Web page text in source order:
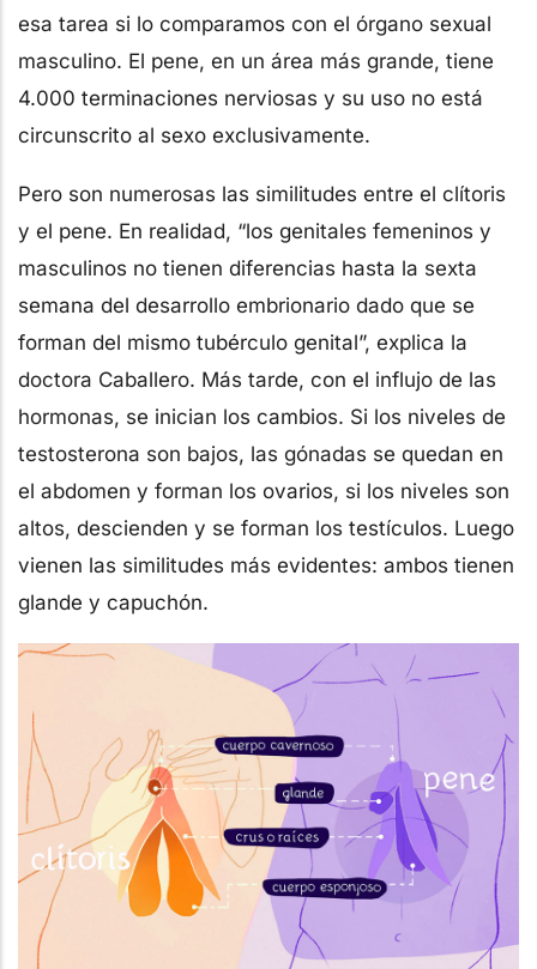
esa tarea si lo comparamos con el órgano sexual
masculino. El pene, en un área más grande, tiene
4.000 terminaciones nerviosas y su uso no está
circunscrito al sexo exclusivamente.
Pero son numerosas las similitudes entre el clítoris
y el pene. En realidad, “los genitales femeninos y
masculinos no tienen diferencias hasta la sexta
semana del desarrollo embrionario dado que se
forman del mismo tubérculo genital”, explica la
doctora Caballero. Más tarde, con el influjo de las
hormonas, se inician los cambios. Si los niveles de
testosterona son bajos, las gónadas se quedan en
el abdomen y forman los ovarios, si los niveles son
altos, descienden y se forman los testículos. Luego
vienen las similitudes más evidentes: ambos tienen
glande y capuchón.